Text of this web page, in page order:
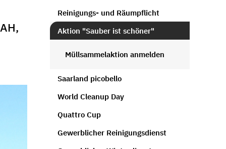
Reinigungs- und Räumpflicht
Aktion "Sauber ist schöner"
Müllsammelaktion anmelden
Saarland picobello
World Cleanup Day
Quattro Cup
Gewerblicher Reinigungsdienst